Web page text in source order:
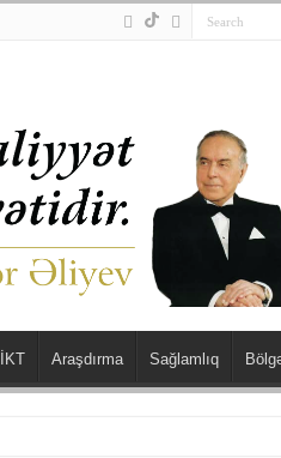
İKT Araşdırma Sağlamlıq